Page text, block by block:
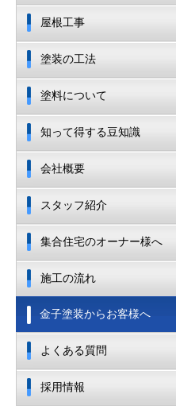
屋根工事
塗装の工法
塗料について
知って得する豆知識
会社概要
スタッフ紹介
集合住宅のオーナー様へ
施工の流れ
金子塗装からお客様へ
よくある質問
採用情報